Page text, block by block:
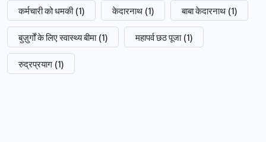
कर्मचारी को धमकी (1) केदारनाथ (1) बाबा केदारनाथ (1)
बुज़ुर्गों के लिए स्वास्थ्य बीमा (1) महापर्व छठ पूजा (1)
रुद्रप्रयाग (1)